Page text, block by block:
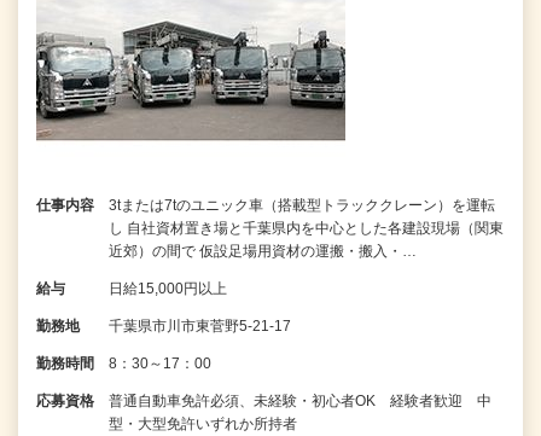
仕事内容
3tまたは7tのユニック車（搭載型トラッククレーン）を運転
し 自社資材置き場と千葉県内を中心とした各建設現場（関東
近郊）の間で 仮設足場用資材の運搬・搬入・…
給与 日給15,000円以上
勤務地 千葉県市川市東菅野5-21-17
勤務時間 8：30～17：00
応募資格
普通自動車免許必須、未経験・初心者OK 経験者歓迎 中
型・大型免許いずれか所持者